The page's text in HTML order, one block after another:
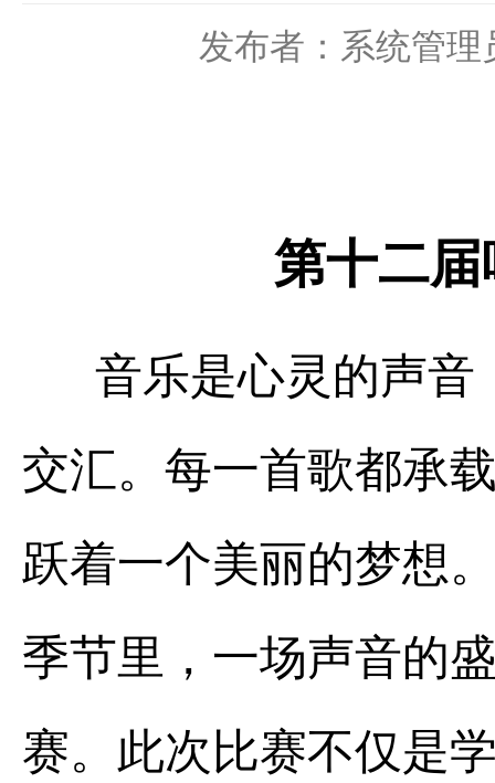
发布者：系统管理
第十二
音乐是心灵的声音
交汇。每一首歌都承
跃着一个美丽的梦想
季节里， 一场声音的
赛。此次比赛不仅是